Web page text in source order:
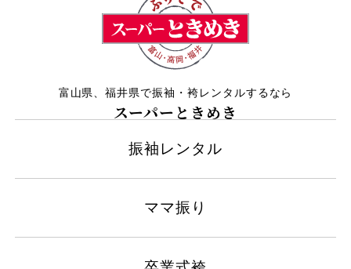
富山県、福井県で振袖・袴レンタルするなら
スーパーときめき
振袖レンタル
ママ振り